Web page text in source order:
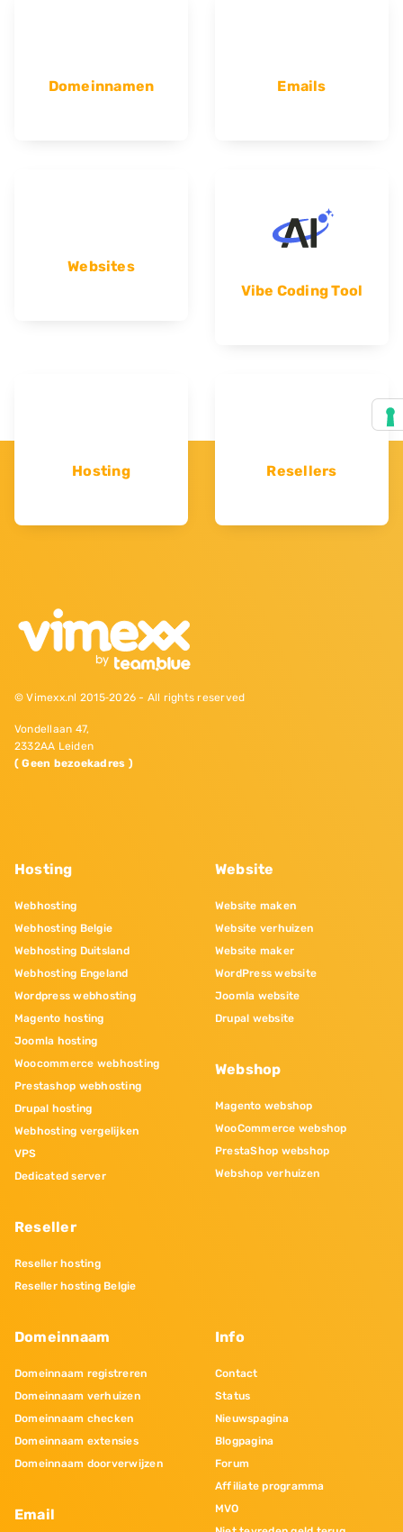
Domeinnamen Emails
Websites
Vibe Coding Tool
Hosting Resellers
© Vimexx.nl 2015‐2026 - All rights reserved
Vondellaan 47,
2332AA Leiden
( Geen bezoekadres )
Hosting
Webhosting
Webhosting Belgie
Webhosting Duitsland
Webhosting Engeland
Wordpress webhosting
Magento hosting
Joomla hosting
Woocommerce webhosting
Prestashop webhosting
Drupal hosting
Webhosting vergelijken
VPS
Dedicated server
Reseller
Reseller hosting
Reseller hosting Belgie
Website
Website maken
Website verhuizen
Website maker
WordPress website
Joomla website
Drupal website
Webshop
Magento webshop
WooCommerce webshop
PrestaShop webshop
Webshop verhuizen
Domeinnaam
Domeinnaam registreren
Domeinnaam verhuizen
Domeinnaam checken
Domeinnaam extensies
Domeinnaam doorverwijzen
Email
Info
Contact
Status
Nieuwspagina
Blogpagina
Forum
Affiliate programma
MVO